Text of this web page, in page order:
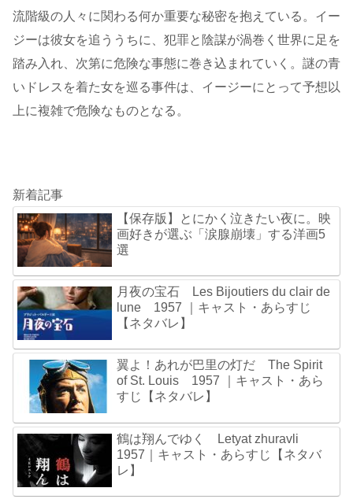
流階級の人々に関わる何か重要な秘密を抱えている。イー
ジーは彼女を追ううちに、犯罪と陰謀が渦巻く世界に足を
踏み入れ、次第に危険な事態に巻き込まれていく。謎の青
いドレスを着た女を巡る事件は、イージーにとって予想以
上に複雑で危険なものとなる。
新着記事
【保存版】とにかく泣きたい夜に。映
画好きが選ぶ「涙腺崩壊」する洋画5
選
月夜の宝石 Les Bijoutiers du clair de
lune 1957 ｜キャスト・あらすじ
【ネタバレ】
翼よ！あれが巴里の灯だ The Spirit
of St. Louis 1957 ｜キャスト・あら
すじ【ネタバレ】
鶴は翔んでゆく Letyat zhuravli
1957｜キャスト・あらすじ【ネタバ
レ】